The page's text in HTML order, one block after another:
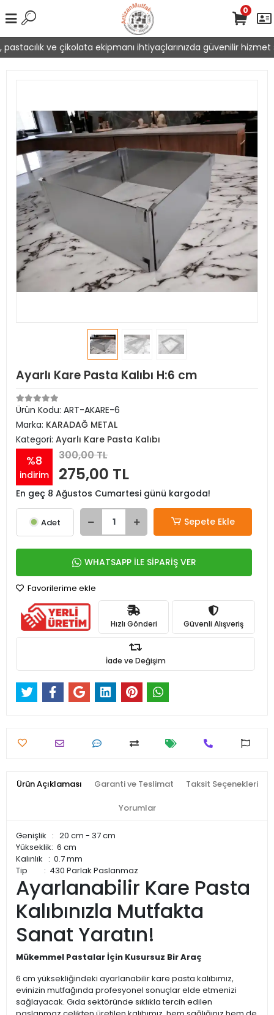
ve çikolata ekipmanı ihtiyaçlarınızda güvenilir hizmet
0
Ayarlı Kare Pasta Kalıbı H:6 cm
Ürün Kodu: ART-AKARE-6
Marka: KARADAĞ METAL
Kategori: Ayarlı Kare Pasta Kalıbı
%8
indirim
300,00 TL
275,00 TL
En geç 8 Ağustos Cumartesi günü kargoda!
Adet Sepete Ekle
WHATSAPP İLE SİPARİŞ VER
Favorilerime ekle
Hızlı Gönderi Güvenli Alışveriş
İade ve Değişim
Ürün Açıklaması Garanti ve Teslimat Taksit Seçenekleri
Yorumlar
Genişlik : 20 cm - 37 cm
Yükseklik: 6 cm
Kalınlık : 0.7 mm
Tip : 430 Parlak Paslanmaz
Ayarlanabilir Kare Pasta
Kalıbınızla Mutfakta
Sanat Yaratın!
Mükemmel Pastalar İçin Kusursuz Bir Araç
6 cm yüksekliğindeki ayarlanabilir kare pasta kalıbımız,
evinizin mutfağında profesyonel sonuçlar elde etmenizi
sağlayacak. Gıda sektöründe sıklıkla tercih edilen